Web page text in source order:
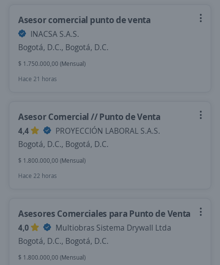
Asesor comercial punto de venta
INACSA S.A.S.
Bogotá, D.C., Bogotá, D.C.
$ 1.750.000,00 (Mensual)
Hace 21 horas
Asesor Comercial // Punto de Venta
4,4
PROYECCIÓN LABORAL S.A.S.
Bogotá, D.C., Bogotá, D.C.
$ 1.800.000,00 (Mensual)
Hace 22 horas
Asesores Comerciales para Punto de Venta
4,0
Multiobras Sistema Drywall Ltda
Bogotá, D.C., Bogotá, D.C.
$ 1.800.000,00 (Mensual)